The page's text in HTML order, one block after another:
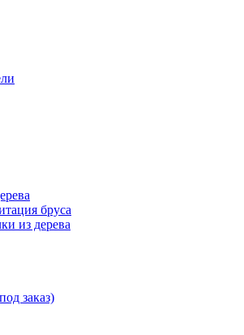
бруса
из дерева
заказ)